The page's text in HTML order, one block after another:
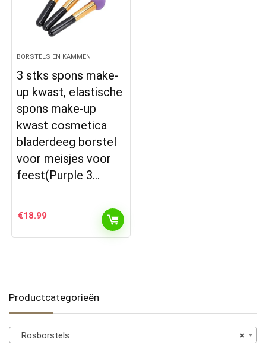
BORSTELS EN KAMMEN
3 stks spons make-
up kwast, elastische
spons make-up
kwast cosmetica
bladerdeeg borstel
voor meisjes voor
feest(Purple 3…
€18.99
Productcategorieën
×
Rosborstels